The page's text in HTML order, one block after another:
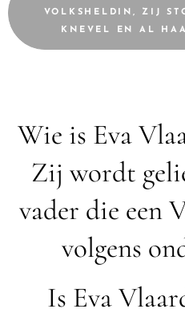
VOLKSHELDIN, ZIJ
KNEVEL EN AL
Wie is Eva
Zij wordt
vader die een
volgens
Is Eva